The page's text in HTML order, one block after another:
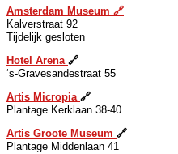
Amsterdam Museum 🔗
Kalverstraat 92
Tijdelijk gesloten
Hotel Arena 🔗
‘s-Gravesandestraat 55
Artis Micropia 🔗
Plantage Kerklaan 38-40
Artis Groote Museum 🔗
Plantage Middenlaan 41